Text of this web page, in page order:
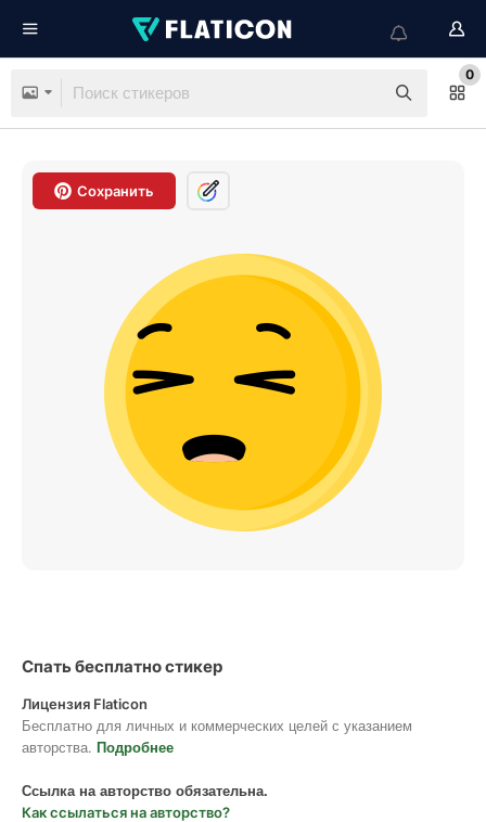
0
Сохранить
Спать бесплатно стикер
Лицензия Flaticon
Бесплатно для личных и коммерческих целей с указанием
авторства. Подробнее
Ссылка на авторство обязательна.
Как ссылаться на авторство?